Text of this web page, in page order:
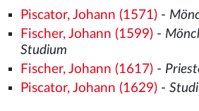
Piscator, Johann (1571)-
Fischer, Johann (1599)-
Studium
Fischer, Johann (1617)-
Piscator, Johann (1629)-